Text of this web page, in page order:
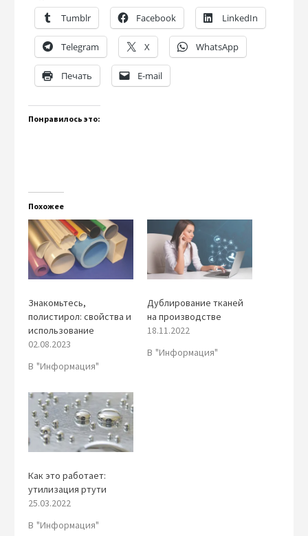
Tumblr Facebook LinkedIn
Telegram X WhatsApp
Печать E-mail
Понравилось это:
Похожее
Знакомьтесь,
полистирол: свойства и
использование
02.08.2023
В "Информация"
Дублирование тканей
на производстве
18.11.2022
В "Информация"
Как это работает:
утилизация ртути
25.03.2022
В "Информация"